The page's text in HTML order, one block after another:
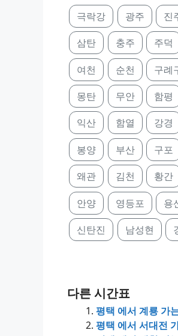
극락강 광주 진
삼탄 충주 주덕
여천 순천 구례
몽탄 무안 함평
익산 함열 강경
봉양 부산 구포
왜관 김천 황간
안양 영등포 용
신탄진 남성현
다른 시간표
평택 에서 계룡 가
평택 에서 서대전